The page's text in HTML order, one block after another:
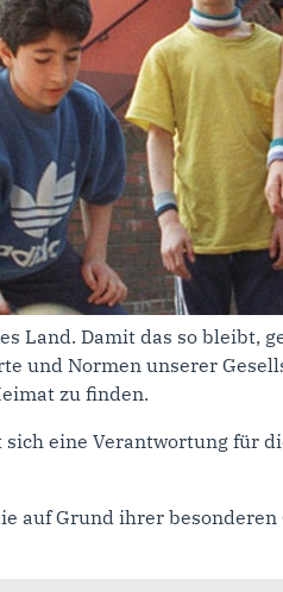
Land. Damit das so bleibt,
und Normen unserer
zu finden.
eine Verantwortung für
auf Grund ihrer